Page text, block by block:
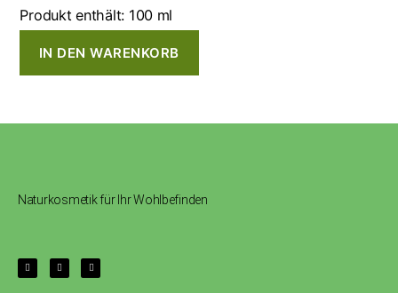
Produkt enthält: 100 ml
IN DEN WARENKORB
Naturkosmetik für Ihr Wohlbefinden